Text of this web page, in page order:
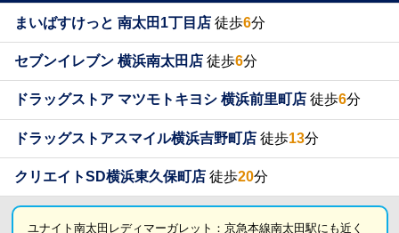
まいばすけっと 南太田1丁目店 徒歩6分
セブンイレブン 横浜南太田店 徒歩6分
ドラッグストア マツモトキヨシ 横浜前里町店 徒歩6分
ドラッグストアスマイル横浜吉野町店 徒歩13分
クリエイトSD横浜東久保町店 徒歩20分
ユナイト南太田レディマーガレット：京急本線南太田駅にも近く